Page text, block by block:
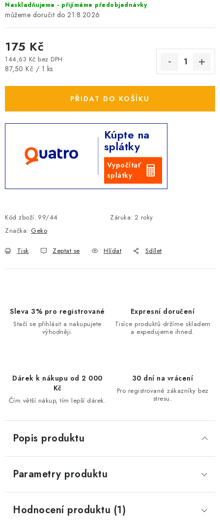
Naskladňujeme - přijímáme předobjednávky
21.8.2026
175 Kč
144,63 Kč bez DPH
Měrná cena:
87,50 Kč / 1 ks
PŘIDAT DO KOŠÍKU
Kúpte na
splátky
Vypočítať
splátky
Kód zboží: 99/44 Záruka: 2 roky
Značka: Geko
Tisk Zeptat se Hlídat Sdílet
Sleva 3% pro registrované
Stačí se přihlásit a nakupujete
výhodněji.
Expresní doručení
Tisíce produktů držíme skladem
a expedujeme ihned.
Dárek k nákupu od 2 000
Kč
Čím větší nákup, tím lepší dárek.
30 dní na vrácení
Pro registrované zákazníky bez
stresu.
Popis produktu
Parametry produktu
Hodnocení produktu (1)